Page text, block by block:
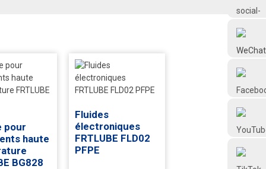
pour
haute
BG828
Fluides
électroniques
FRTLUBE FLD02
PFPE